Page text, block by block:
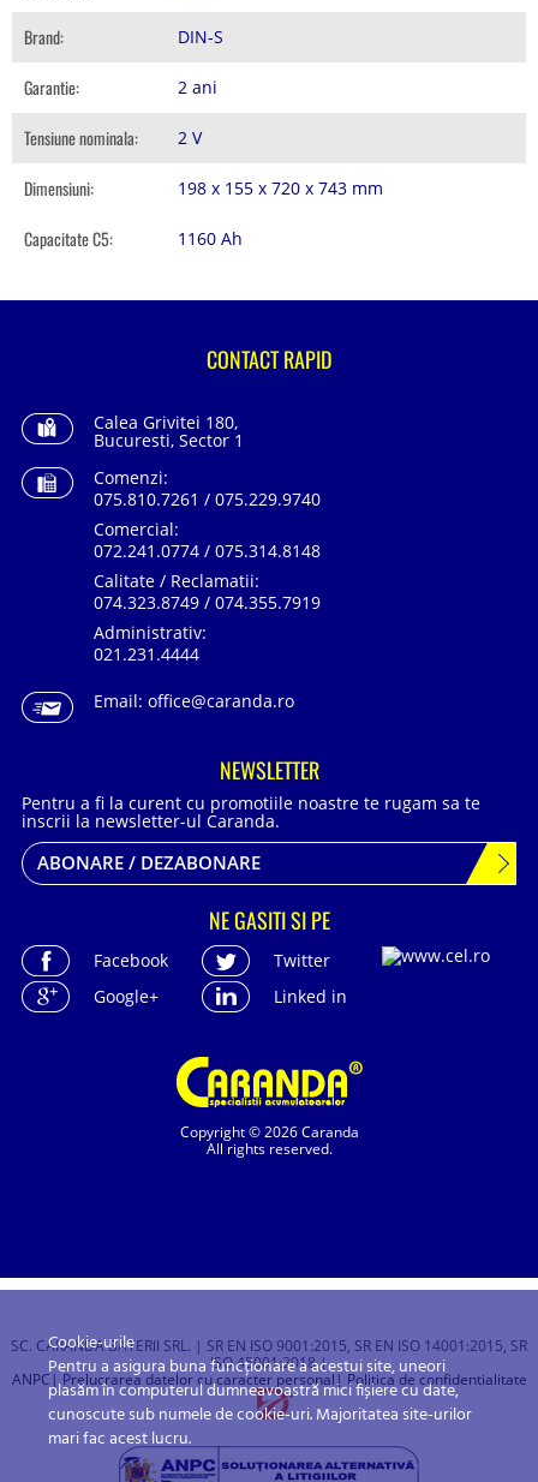
Brand: DIN-S
Garantie: 2 ani
Tensiune nominala: 2 V
Dimensiuni: 198 x 155 x 720 x 743 mm
Capacitate C5: 1160 Ah
Copyright © 2026 Caranda
All rights reserved.
CONTACT RAPID
Calea Grivitei 180,
Bucuresti, Sector 1
Comenzi:
075.810.7261 / 075.229.9740
Comercial:
072.241.0774 / 075.314.8148
Calitate / Reclamatii:
074.323.8749 / 074.355.7919
Administrativ:
021.231.4444
Email: office@caranda.ro
NEWSLETTER
Pentru a fi la curent cu promotiile noastre te rugam sa te
inscrii la newsletter-ul Caranda.
ABONARE / DEZABONARE
NE GASITI SI PE
Facebook
Twitter
Google+
Linked in
SC. CARANDA BATERII SRL. | SR EN ISO 9001:2015, SR EN ISO 14001:2015, SR
ISO 45001:2018 |
ANPC | Prelucrarea datelor cu caracter personal| Politica de confidentialitate
Cookie-urile
Pentru a asigura buna funcționare a acestui site, uneori
plasăm în computerul dumneavoastră mici fișiere cu date,
cunoscute sub numele de cookie-uri. Majoritatea site-urilor
mari fac acest lucru.